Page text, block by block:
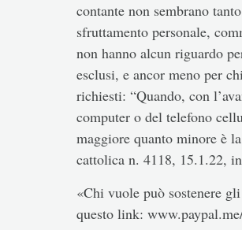
contante non sembrano
sfruttamento personale,
non hanno alcun riguardo
esclusi, e ancor meno per
richiesti: “Quando, con
computer o del telefono
maggiore quanto minore è
cattolica n. 4118, 15.1.22,
«Chi vuole può sostenere
questo link: